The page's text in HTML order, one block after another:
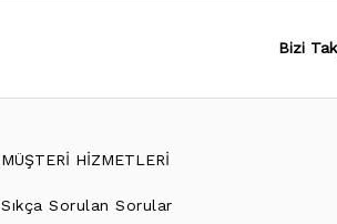
Bizi
MÜŞTERİ HİZMETLERİ
Sıkça Sorulan Sorular